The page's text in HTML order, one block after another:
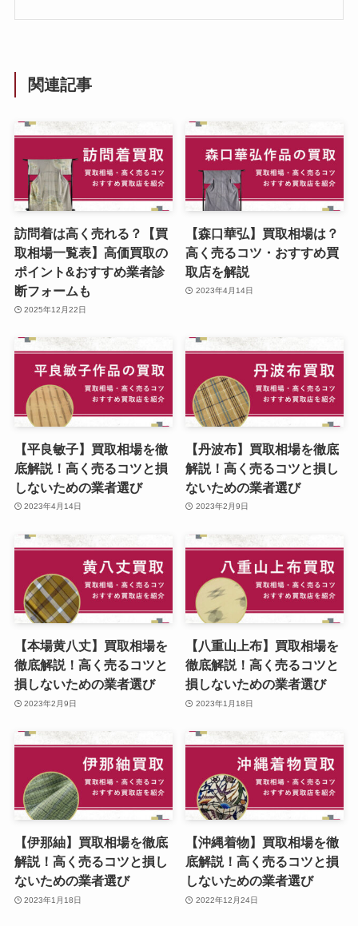
関連記事
訪問着は高く売れる？【買
取相場一覧表】高価買取の
ポイント&おすすめ業者診
断フォームも
2025年12月22日
【森口華弘】買取相場は？
高く売るコツ・おすすめ買
取店を解説
2023年4月14日
【平良敏子】買取相場を徹
底解説！高く売るコツと損
しないための業者選び
2023年4月14日
【丹波布】買取相場を徹底
解説！高く売るコツと損し
ないための業者選び
2023年2月9日
【本場黄八丈】買取相場を
徹底解説！高く売るコツと
損しないための業者選び
2023年2月9日
【八重山上布】買取相場を
徹底解説！高く売るコツと
損しないための業者選び
2023年1月18日
【伊那紬】買取相場を徹底
解説！高く売るコツと損し
ないための業者選び
2023年1月18日
【沖縄着物】買取相場を徹
底解説！高く売るコツと損
しないための業者選び
2022年12月24日